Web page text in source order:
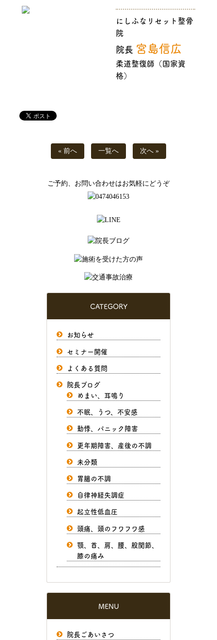
にしふなリセット整骨
院
院長 宮島信広
柔道整復師（国家資
格）
« 前へ 一覧へ 次へ »
ご予約、お問い合わせはお気軽にどうぞ
CATEGORY
お知らせ
セミナー開催
よくある質問
院長ブログ
めまい、耳鳴り
不眠、うつ、不安感
動悸、パニック障害
更年期障害、産後の不調
未分類
胃腸の不調
自律神経失調症
起立性低血圧
頭痛、頭のフワフワ感
顎、首、肩、腰、股関節、
膝の痛み
MENU
院長ごあいさつ